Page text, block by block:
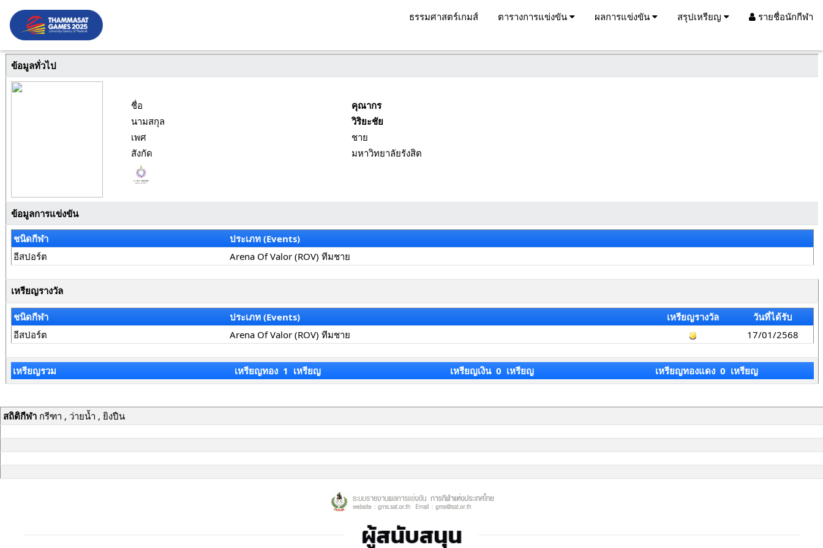
ธรรมศาสตร์เกมส์ ตารางการแข่งขัน ผลการแข่งขัน สรุปเหรียญ รายชื่อนักกีฬา
ข้อมูลทั่วไป
ชื่อ
คุณากร
นามสกุล
วิริยะชัย
เพศ
ชาย
สังกัด
มหาวิทยาลัยรังสิต
ข้อมูลการแข่งขัน
ชนิดกีฬา
ประเภท (Events)
อีสปอร์ต
Arena Of Valor (ROV) ทีมชาย
เหรียญรางวัล
ชนิดกีฬา ประเภท (Events) เหรียญรางวัล
วันที่ได้รับ
อีสปอร์ต
Arena Of Valor (ROV) ทีมชาย 17/01/2568
เหรียญรวม เหรียญทอง 1 เหรียญ เหรียญเงิน 0 เหรียญ เหรียญทองแดง 0 เหรียญ
สถิติกีฬากรีฑา , ว่ายน้ำ , ยิงปืน